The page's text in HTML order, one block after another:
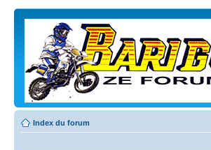
Index du forum